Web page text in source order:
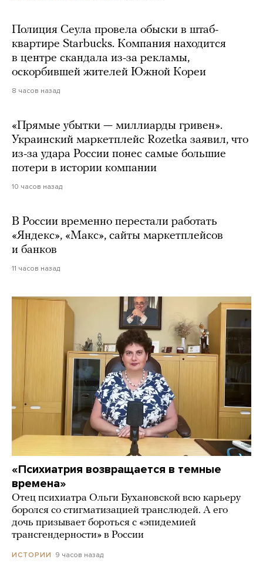
Полиция Сеула провела обыски в штаб-
квартире Starbucks. Компания находится
в центре скандала из-за рекламы,
оскорбившей жителей Южной Кореи
8 часов назад
«Прямые убытки — миллиарды гривен».
Украинский маркетплейс Rozetka заявил, что
из-за удара России понес самые большие
потери в истории компании
10 часов назад
В России временно перестали работать
«Яндекс», «Макс», сайты маркетплейсов
и банков
11 часов назад
«Психиатрия возвращается в темные
времена»
Отец психиатра Ольги Бухановской всю карьеру
боролся со стигматизацией транслюдей. А его
дочь призывает бороться с «эпидемией
трансгендерности» в России
ИСТОРИИ 9 часов назад